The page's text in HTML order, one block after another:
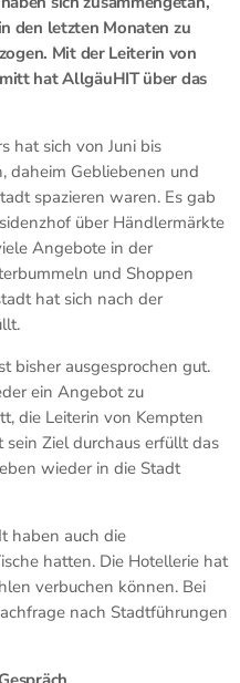
den letzten Monaten zu
Mit der Leiterin von
hat AllgäuHIT über das
hat sich von Juni bis
daheim Gebliebenen und
spazieren waren. Es gab
über Händlermärkte
Angebote in der
und Shoppen
hat sich nach der
bisher ausgesprochen gut.
ein Angebot zu
die Leiterin von Kempten
sein Ziel durchaus erfüllt das
wieder in die Stadt
haben auch die
hatten. Die Hotellerie hat
verbuchen können. Bei
nach Stadtführungen